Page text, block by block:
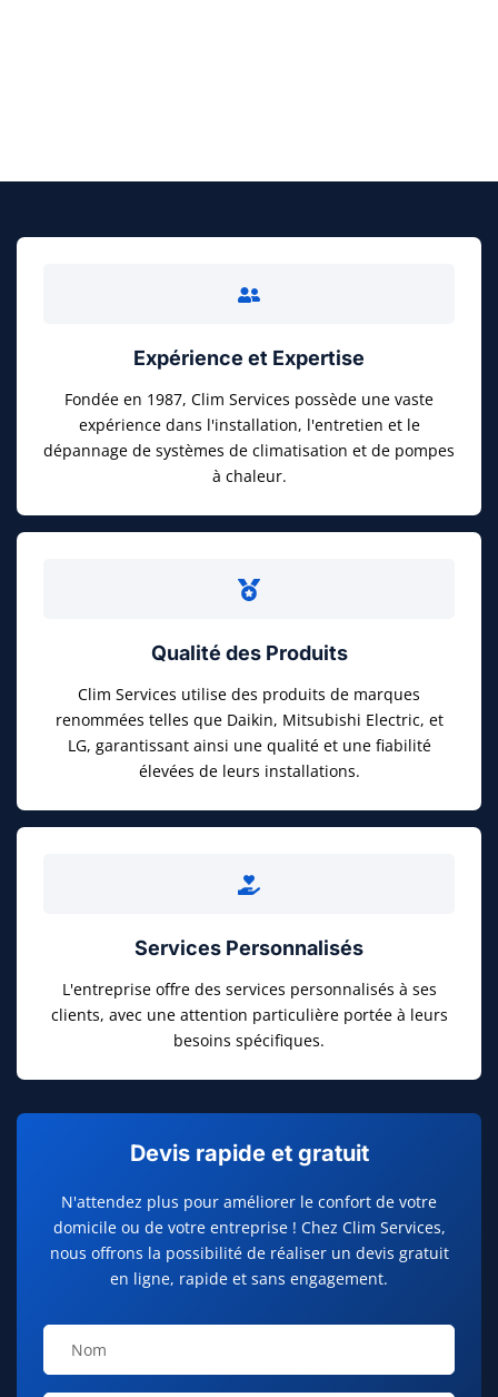
Expérience et Expertise
Fondée en 1987, Clim Services possède une vaste
expérience dans l'installation, l'entretien et le
dépannage de systèmes de climatisation et de pompes
à chaleur.
Qualité des Produits
Clim Services utilise des produits de marques
renommées telles que Daikin, Mitsubishi Electric, et
LG, garantissant ainsi une qualité et une fiabilité
élevées de leurs installations.
Services Personnalisés
L'entreprise offre des services personnalisés à ses
clients, avec une attention particulière portée à leurs
besoins spécifiques.
Devis rapide et gratuit
N'attendez plus pour améliorer le confort de votre
domicile ou de votre entreprise ! Chez Clim Services,
nous offrons la possibilité de réaliser un devis gratuit
en ligne, rapide et sans engagement.